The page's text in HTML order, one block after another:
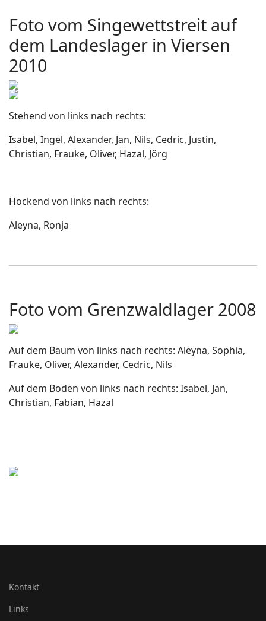
Foto vom Singewettstreit auf
dem Landeslager in Viersen
2010
Stehend von links nach rechts:
Isabel, Ingel, Alexander, Jan, Nils, Cedric, Justin,
Christian, Frauke, Oliver, Hazal, Jörg
Hockend von links nach rechts:
Aleyna, Ronja
Foto vom Grenzwaldlager 2008
Auf dem Baum von links nach rechts: Aleyna, Sophia,
Frauke, Oliver, Alexander, Cedric, Nils
Auf dem Boden von links nach rechts: Isabel, Jan,
Christian, Fabian, Hazal
Kontakt
Links